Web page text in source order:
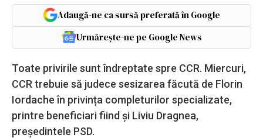
Adaugă-ne ca sursă preferată în Google
Urmărește-ne pe Google News
Toate privirile sunt îndreptate spre CCR. Miercuri,
CCR trebuie să judece sesizarea făcută de Florin
Iordache în privința completurilor specializate,
printre beneficiari fiind și Liviu Dragnea,
președintele PSD.